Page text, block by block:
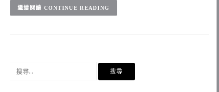
CONTINUE READING